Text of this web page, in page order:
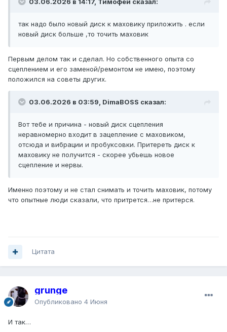
ощущения, что мотор пытается заглохнуть. При этом
сорваться/пробуксовать. Если в этот момент отпустить
педаль сцепления, машина с вибрацией и ударом в кпп и
развиваются по двум вариантам: 1. Получается начать
движение без вибрации и ударов, но получается как
быстрый старт. Парковаться не реально. 2. Появляется
появляется характерный запах. Тронуться плавно опять
Почитал форум, почитал интернет, поговорил с опытными
людьми, в итоге решил покататься чуть, может
приработается…после 400 км, особо ничего не
поменялось. Из них 200 км по загородной дороге,
старался часто переключаться 3-4-5 передачи (на ходу
вибраций и ударов), и 200 км ночью по городу,
соответственно 1-2-3 передачи, старался трогаться как
например в инструкции к карбоно-керамическим
Попробовал помыть сцепу жидкостью для очистки
тормозов. Результат: дрожание колес пропало, при
отпускании педали сцепления на 50-60% машина
65% появляется небольшая вибрация. Можно тронуться
03.06.2026 в 14:17, Тимофей сказал:
так надо было новый диск к маховику приложить . если
новый диск больше ,то точить маховик
Первым делом так и сделал. Но собственного опыта со
сцеплением и его заменой/ремонтом не имею, поэтому
положился на советы других.
03.06.2026 в 03:59, DimaBOSS сказал:
Вот тебе и причина - новый диск сцепления
неравномерно входит в зацепление с маховиком,
отсюда и вибрации и пробуксовки. Притереть диск к
маховику не получится - скорее убьешь новое
сцепление и нервы.
Именно поэтому и не стал снимать и точить маховик, потому
что опытные люди сказали, что притрется…не притерся.
Цитата
grunge
Опубликовано 4 Июня
И так…